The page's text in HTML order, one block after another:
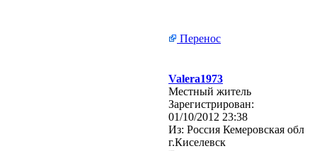
Перенос
Valera1973
Местный житель
Зарегистрирован:
01/10/2012 23:38
Из: Россия Кемеровская обл
г.Киселевск